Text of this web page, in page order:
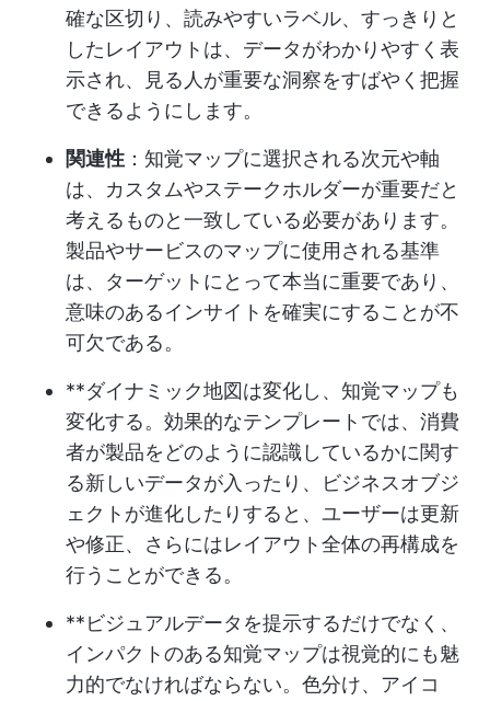
確な区切り、読みやすいラベル、すっきりと
したレイアウトは、データがわかりやすく表
示され、見る人が重要な洞察をすばやく把握
できるようにします。
関連性 ：知覚マップに選択される次元や軸
は、カスタムやステークホルダーが重要だと
考えるものと一致している必要があります。
製品やサービスのマップに使用される基準
は、ターゲットにとって本当に重要であり、
意味のあるインサイトを確実にすることが不
可欠である。
**ダイナミック地図は変化し、知覚マップも
変化する。効果的なテンプレートでは、消費
者が製品をどのように認識しているかに関す
る新しいデータが入ったり、ビジネスオブジ
ェクトが進化したりすると、ユーザーは更新
や修正、さらにはレイアウト全体の再構成を
行うことができる。
**ビジュアルデータを提示するだけでなく、
インパクトのある知覚マップは視覚的にも魅
力的でなければならない。色分け、アイコ